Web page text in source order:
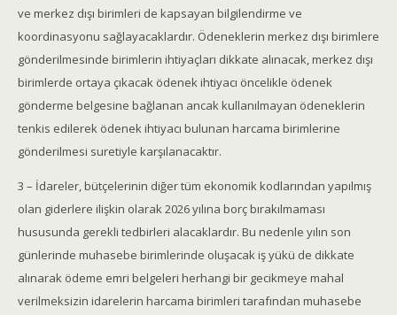
ve merkez dışı birimleri de kapsayan bilgilendirme ve
koordinasyonu sağlayacaklardır. Ödeneklerin merkez dışı birimlere
gönderilmesinde birimlerin ihtiyaçları dikkate alınacak, merkez dışı
birimlerde ortaya çıkacak ödenek ihtiyacı öncelikle ödenek
gönderme belgesine bağlanan ancak kullanılmayan ödeneklerin
tenkis edilerek ödenek ihtiyacı bulunan harcama birimlerine
gönderilmesi suretiyle karşılanacaktır.
3 – İdareler, bütçelerinin diğer tüm ekonomik kodlarından yapılmış
olan giderlere ilişkin olarak 2026 yılına borç bırakılmaması
hususunda gerekli tedbirleri alacaklardır. Bu nedenle yılın son
günlerinde muhasebe birimlerinde oluşacak iş yükü de dikkate
alınarak ödeme emri belgeleri herhangi bir gecikmeye mahal
verilmeksizin idarelerin harcama birimleri tarafından muhasebe